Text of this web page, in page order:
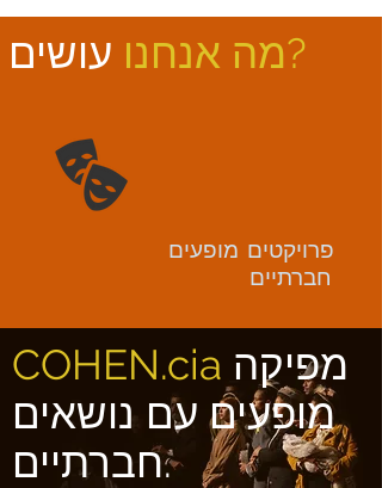
מה אנחנו עושים ?
מופעים פרויקטים
חברתיים
COHEN.cia
מופעים עם נושאים
חברתיים.